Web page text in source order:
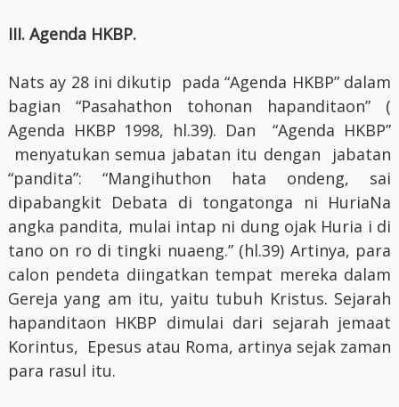
III. Agenda HKBP.
Nats ay 28 ini dikutip pada “Agenda HKBP” dalam
bagian “Pasahathon tohonan hapanditaon” (
Agenda HKBP 1998, hl.39). Dan “Agenda HKBP”
menyatukan semua jabatan itu dengan jabatan
“pandita”: “Mangihuthon hata ondeng, sai
dipabangkit Debata di tongatonga ni HuriaNa
angka pandita, mulai intap ni dung ojak Huria i di
tano on ro di tingki nuaeng.” (hl.39) Artinya, para
calon pendeta diingatkan tempat mereka dalam
Gereja yang am itu, yaitu tubuh Kristus. Sejarah
hapanditaon HKBP dimulai dari sejarah jemaat
Korintus, Epesus atau Roma, artinya sejak zaman
para rasul itu.